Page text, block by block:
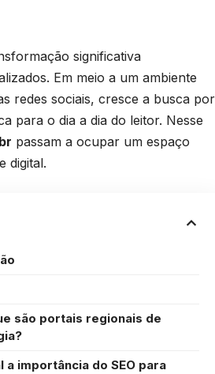
significativa
Em meio a um ambiente
redes sociais, cresce a busca por
para o dia a dia do leitor. Nesse
passam a ocupar um espaço
digital.
são portais regionais de
a importância do SEO para